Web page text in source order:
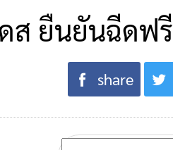
ส ยืนยันฉีดฟรี
share